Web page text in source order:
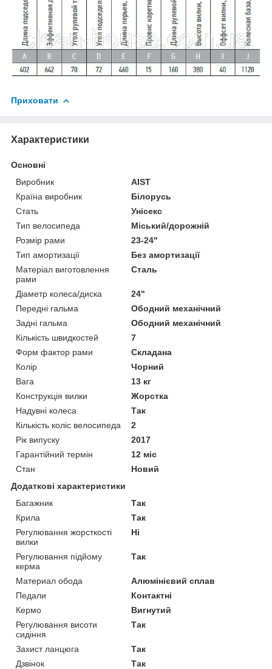
Приховати
Характеристики
Основні
Виробник
AIST
Країна виробник
Білорусь
Стать
Унісекс
Тип велосипеда
Міський/дорожній
Розмір рами
23-24"
Тип амортизації
Без амортизації
Матеріал виготовлення
рами
Сталь
Діаметр колеса/диска
24"
Передні гальма
Ободний механічний
Задні гальма
Ободний механічний
Кількість швидкостей
7
Форм фактор рами
Складана
Колір
Чорний
Вага
13 кг
Конструкція вилки
Жорстка
Надувні колеса
Так
Кількість коліс велосипеда
2
Рік випуску
2017
Гарантійний термін
12 міс
Стан
Новий
Додаткові характеристики
Багажник
Так
Крила
Так
Регулювання жорсткості
вилки
Ні
Регулювання підйому
керма
Так
Материал обода
Алюмінієвий сплав
Педали
Контактні
Кермо
Вигнутий
Регулювання висоти
сидіння
Так
Захист ланцюга
Так
Дзвінок
Так